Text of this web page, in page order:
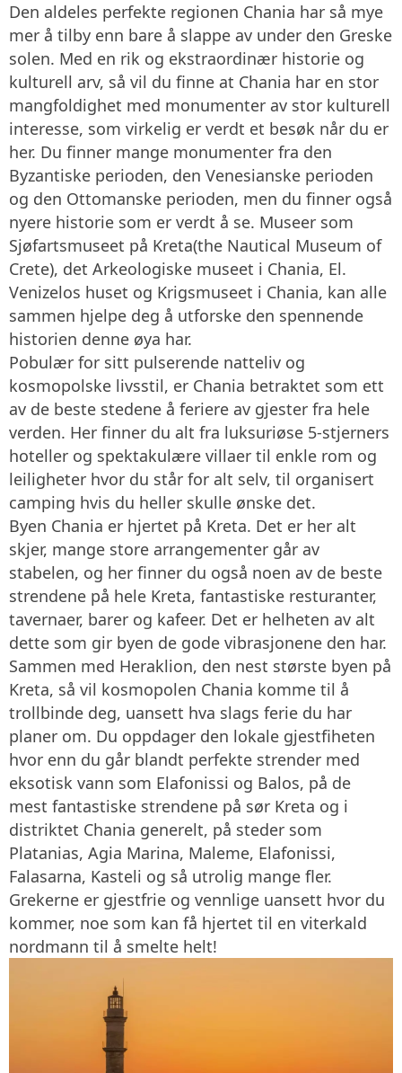
Den aldeles perfekte regionen Chania har så mye
mer å tilby enn bare å slappe av under den Greske
solen. Med en rik og ekstraordinær historie og
kulturell arv, så vil du finne at Chania har en stor
mangfoldighet med monumenter av stor kulturell
interesse, som virkelig er verdt et besøk når du er
her. Du finner mange monumenter fra den
Byzantiske perioden, den Venesianske perioden
og den Ottomanske perioden, men du finner også
nyere historie som er verdt å se. Museer som
Sjøfartsmuseet på Kreta(the Nautical Museum of
Crete), det Arkeologiske museet i Chania, El.
Venizelos huset og Krigsmuseet i Chania, kan alle
sammen hjelpe deg å utforske den spennende
historien denne øya har.
Pobulær for sitt pulserende natteliv og
kosmopolske livsstil, er Chania betraktet som ett
av de beste stedene å feriere av gjester fra hele
verden. Her finner du alt fra luksuriøse 5-stjerners
hoteller og spektakulære villaer til enkle rom og
leiligheter hvor du står for alt selv, til organisert
camping hvis du heller skulle ønske det.
Byen Chania er hjertet på Kreta. Det er her alt
skjer, mange store arrangementer går av
stabelen, og her finner du også noen av de beste
strendene på hele Kreta, fantastiske resturanter,
tavernaer, barer og kafeer. Det er helheten av alt
dette som gir byen de gode vibrasjonene den har.
Sammen med Heraklion, den nest største byen på
Kreta, så vil kosmopolen Chania komme til å
trollbinde deg, uansett hva slags ferie du har
planer om. Du oppdager den lokale gjestfiheten
hvor enn du går blandt perfekte strender med
eksotisk vann som Elafonissi og Balos, på de
mest fantastiske strendene på sør Kreta og i
distriktet Chania generelt, på steder som
Platanias, Agia Marina, Maleme, Elafonissi,
Falasarna, Kasteli og så utrolig mange fler.
Grekerne er gjestfrie og vennlige uansett hvor du
kommer, noe som kan få hjertet til en viterkald
nordmann til å smelte helt!